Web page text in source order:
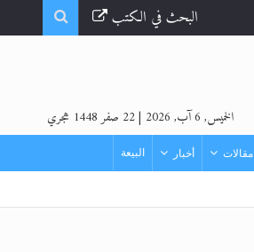
البحث في الكتب
الخميس, 6 آب, 2026 |22 صفر 1448 هجري
مقالات أخبار البيعة